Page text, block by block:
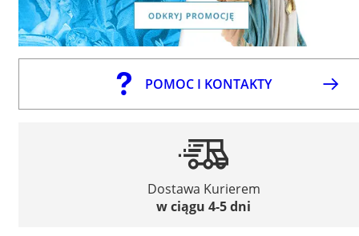
POMOC I KONTAKTY
Dostawa Kurierem
w ciągu 4-5 dni